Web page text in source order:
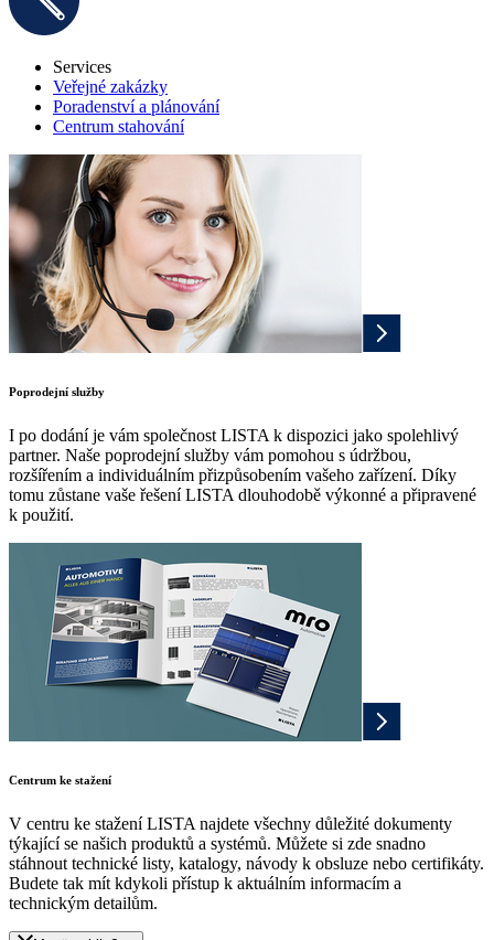
Services
Veřejné zakázky
Poradenství a plánování
Centrum stahování
Poprodejní služby
I po dodání je vám společnost LISTA k dispozici jako spolehlivý
partner. Naše poprodejní služby vám pomohou s údržbou,
rozšířením a individuálním přizpůsobením vašeho zařízení. Díky
tomu zůstane vaše řešení LISTA dlouhodobě výkonné a připravené
k použití.
Centrum ke stažení
V centru ke stažení LISTA najdete všechny důležité dokumenty
týkající se našich produktů a systémů. Můžete si zde snadno
stáhnout technické listy, katalogy, návody k obsluze nebo certifikáty.
Budete tak mít kdykoli přístup k aktuálním informacím a
technickým detailům.